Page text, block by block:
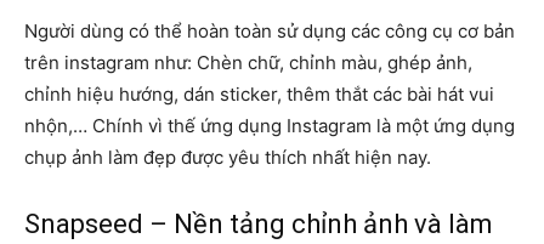
Người dùng có thể hoàn toàn sử dụng các công cụ cơ bản
trên instagram như: Chèn chữ, chỉnh màu, ghép ảnh,
chỉnh hiệu hướng, dán sticker, thêm thắt các bài hát vui
nhộn,… Chính vì thế ứng dụng Instagram là một ứng dụng
chụp ảnh làm đẹp được yêu thích nhất hiện nay.
Snapseed – Nền tảng chỉnh ảnh và làm